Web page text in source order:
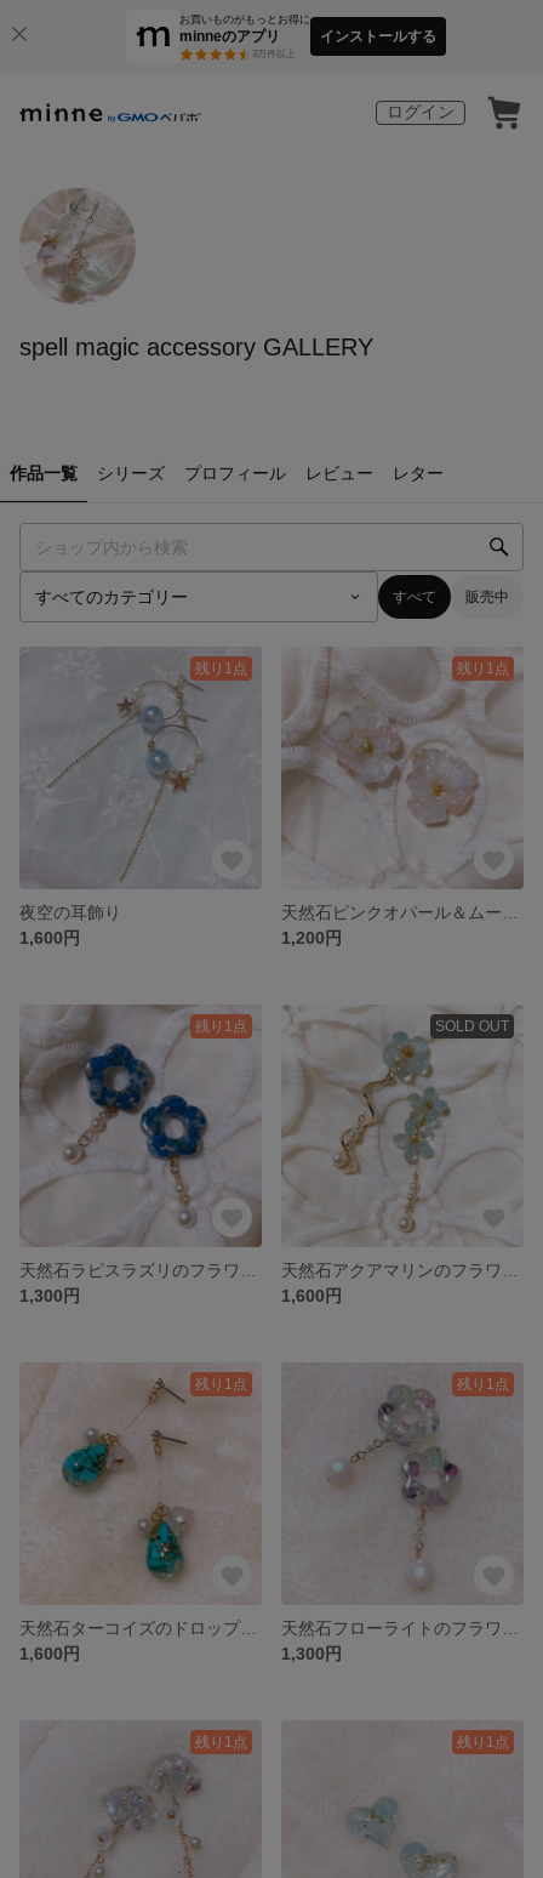
お買いものがもっとお得に
minneのアプリ
3万件以上
インストールする
ログイン
spell magic accessory GALLERY
作品一覧 シリーズ プロフィール レビュー レター
すべて 販売中
残り1点
夜空の耳飾り
1,600円
残り1点
1,200円
残り1点
1,300円
SOLD OUT
1,600円
残り1点
天然石ターコイズのドロップピアス／イヤリング
1,600円
残り1点
1,300円
残り1点 残り1点